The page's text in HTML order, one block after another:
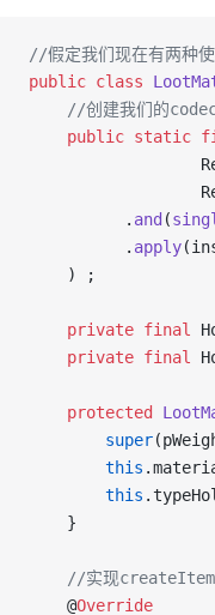
//假定我们现在有两
public class
//创建我们的
    public
static
          .
and (
          .
apply
    ) ;
    private
final
    private
final
    protected
        super
        this
        this
    }
//实现
    @
Override